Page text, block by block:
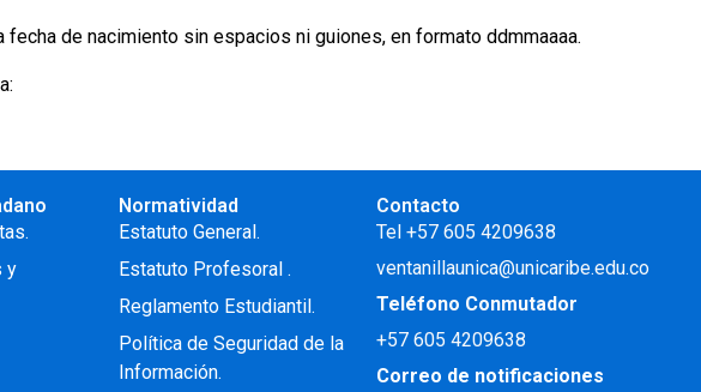
fecha de nacimiento sin espacios ni guiones, en formato ddmmaaaa.
y
Normatividad
Estatuto General.
Estatuto Profesoral .
Reglamento Estudiantil.
Política de Seguridad de la
Información.
Contacto
Tel +57 605 4209638
ventanillaunica@unicaribe.edu.co
Teléfono Conmutador
+57605 4209638
Correo de notificaciones